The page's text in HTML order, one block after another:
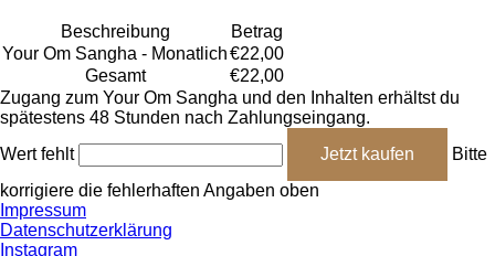
Beschreibung
Betrag
Your Om Sangha - Monatlich€22,00
Gesamt
€22,00
Zugang zum Your Om Sangha und den Inhalten erhältst du
spätestens 48 Stunden nach Zahlungseingang.
Wert fehlt
Bitte
korrigiere die fehlerhaften Angaben oben
Impressum
Datenschutzerklärung
Instagram